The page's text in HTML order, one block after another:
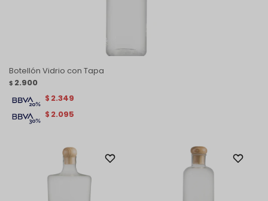
Botellón Vidrio con Tapa
$ 2.900
$ 2.095
$ 2.349